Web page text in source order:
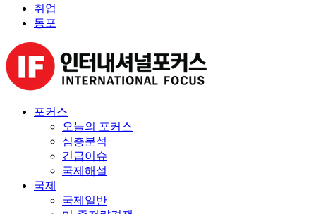
취업
동포
포커스
오늘의 포커스
심층분석
긴급이슈
국제해설
국제
국제일반